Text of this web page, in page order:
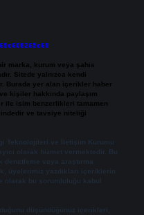
marka, kurum veya şahıs
Sitede yalnızca kendi
Burada yer alan içerikler haber
kişiler hakkında paylaşım
ile isim benzerlikleri tamamen
ve tavsiye niteliği
Teknolojileri ve İletişim Kurumu
olarak hizmet vermektedir. Bu
veya araştırma
üyelerimiz yazdıkları içeriklerin
olarak bu sorumluluğu kabul
düşündüğünüz içerikleri,